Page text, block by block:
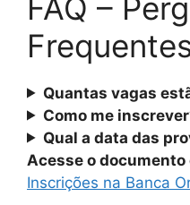
FAQ –
Quantas vagas
Como me
Qual a data das
Acesse o
Inscrições na Banca